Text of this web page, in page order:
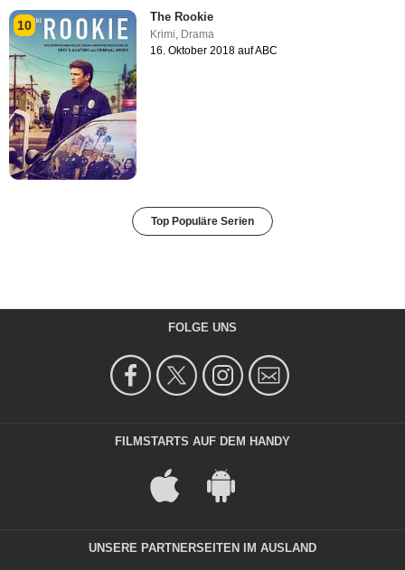
10
The Rookie
Krimi, Drama
16. Oktober 2018 auf ABC
Top Populäre Serien
FOLGE UNS
FILMSTARTS AUF DEM HANDY
UNSERE PARTNERSEITEN IM AUSLAND